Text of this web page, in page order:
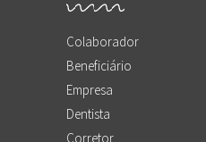
Colaborador
Beneficiário
Empresa
Dentista
Corretor